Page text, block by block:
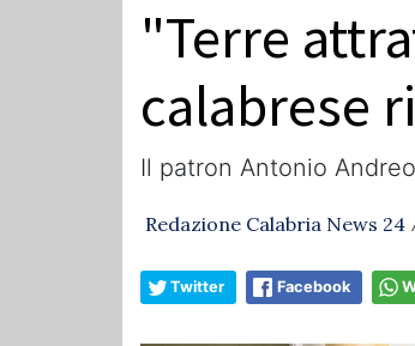
"Terre
calabrese
Il patron Antonio
Redazione Calabria News 24
Twitter Facebook